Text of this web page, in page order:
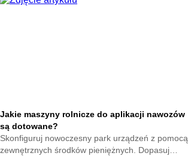
podnoszących zbiory.
Jakie maszyny rolnicze do aplikacji nawozów
są dotowane?
Skonfiguruj nowoczesny park urządzeń z pomocą
zewnętrznych środków pieniężnych. Dopasuj